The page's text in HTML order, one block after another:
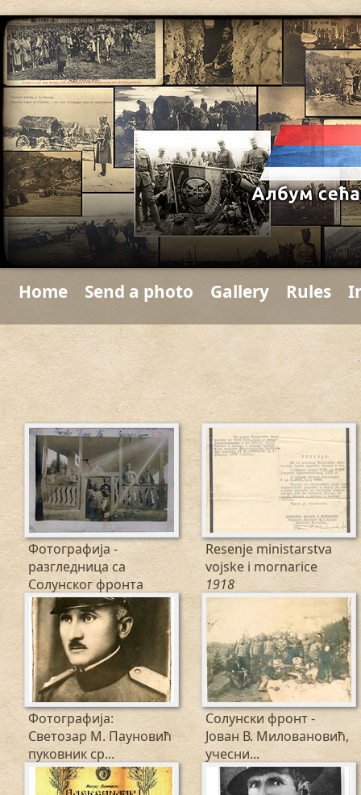
Home Send a photo Gallery Rules
Фотографија -
разгледница са
Солунског фронта
1918
Resenje ministarstva
vojske i mornarice
1918
Фотографија:
Светозар М. Пауновић
пуковник ср...
1918
Солунски фронт -
Јован В. Миловановић,
учесни...
1918